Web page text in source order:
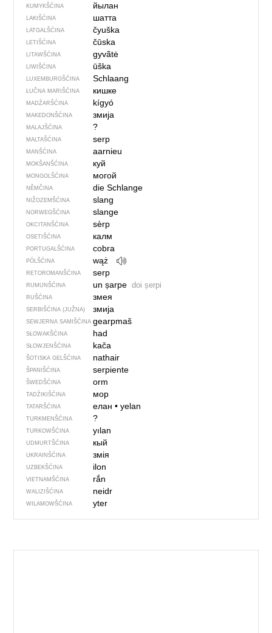
KUMYKŠĆINA йылан
LAKIŠĆINA шатта
LATGALŠĆINA čyuška
LETIŠĆINA čūska
LITAWŠĆINA gyvãtė
LIWIŠĆINA ūška
LUXEMBURGŠĆINA Schlaang
ŁUČNA MARIŠĆINA кишке
MADŹARŠĆINA kígyó
MAKEDONŠĆINA змија
MALAJŠĆINA ?
MALTAŠĆINA serp
MANŠĆINA aarnieu
MOKŠANŠĆINA куй
MONGOLŠĆINA могой
NĚMČINA die Schlange
NIŽOZEMŠĆINA slang
NORWEGŠĆINA slange
OKCITANŠĆINA sèrp
OSETIŠĆINA калм
PORTUGALŠĆINA cobra
PÓLŠĆINA wąż
RETOROMANŠĆINA serp
RUMUNŠĆINA un șarpe doi șerpi
RUŠĆINA змея
SERBIŠĆINA (JUŽNA) змија
SEWJERNA SAMIŠĆINAgearpmaš
SŁOWAKŠĆINA had
SŁOWJENŠĆINA kača
ŠOTISKA GELŠĆINA nathair
ŠPANIŠĆINA serpiente
ŠWEDŠĆINA orm
TADŹIKIŠĆINA мор
TATARŠĆINA елан• yelan
TURKMENŠĆINA ?
TURKOWŠĆINA yılan
UDMURTŠĆINA кый
UKRAINŠĆINA змія
UZBEKŠĆINA ilon
VIETNAMŠĆINA rắn
WALIZIŠĆINA neidr
WILAMOWŠĆINA yter